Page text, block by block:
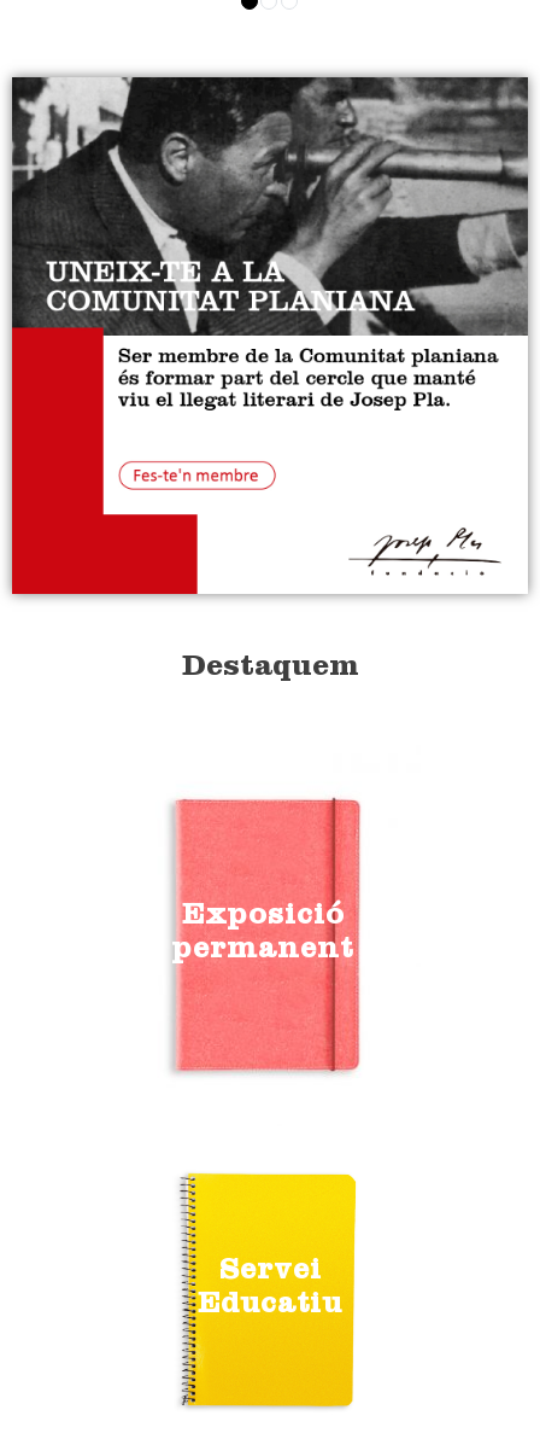
Destaquem
Exposició
permanent
Servei
Educatiu